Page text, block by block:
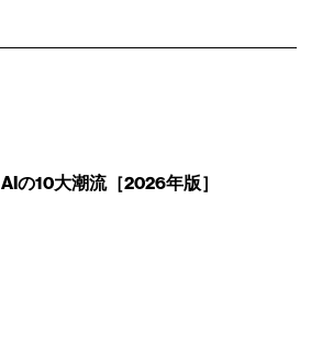
AIの10大潮流［2026年版］